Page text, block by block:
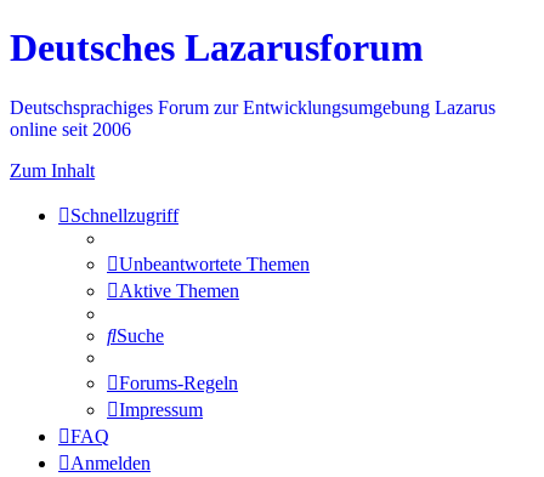
Deutsches Lazarusforum
Deutschsprachiges Forum zur Entwicklungsumgebung Lazarus
online seit 2006
Zum Inhalt
Schnellzugriff
Unbeantwortete Themen
Aktive Themen
Suche
Forums-Regeln
Impressum
FAQ
Anmelden